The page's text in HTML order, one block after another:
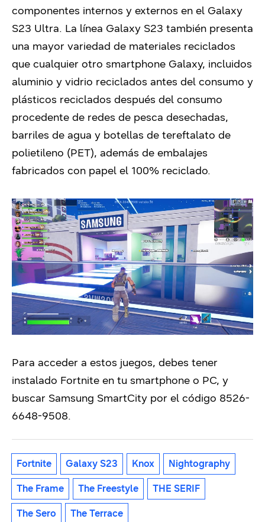
componentes internos y externos en el Galaxy
S23 Ultra. La línea Galaxy S23 también presenta
una mayor variedad de materiales reciclados
que cualquier otro smartphone Galaxy, incluidos
aluminio y vidrio reciclados antes del consumo y
plásticos reciclados después del consumo
procedente de redes de pesca desechadas,
barriles de agua y botellas de tereftalato de
polietileno (PET), además de embalajes
fabricados con papel el 100% reciclado.
Para acceder a estos juegos, debes tener
instalado Fortnite en tu smartphone o PC, y
buscar Samsung SmartCity por el código 8526-
6648-9508.
Fortnite Galaxy S23 Knox Nightography
The Frame The Freestyle THE SERIF
The Sero The Terrace